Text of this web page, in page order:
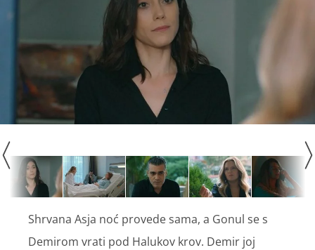
Shrvana Asja noć provede sama, a Gonul se s
Demirom vrati pod Halukov krov. Demir joj